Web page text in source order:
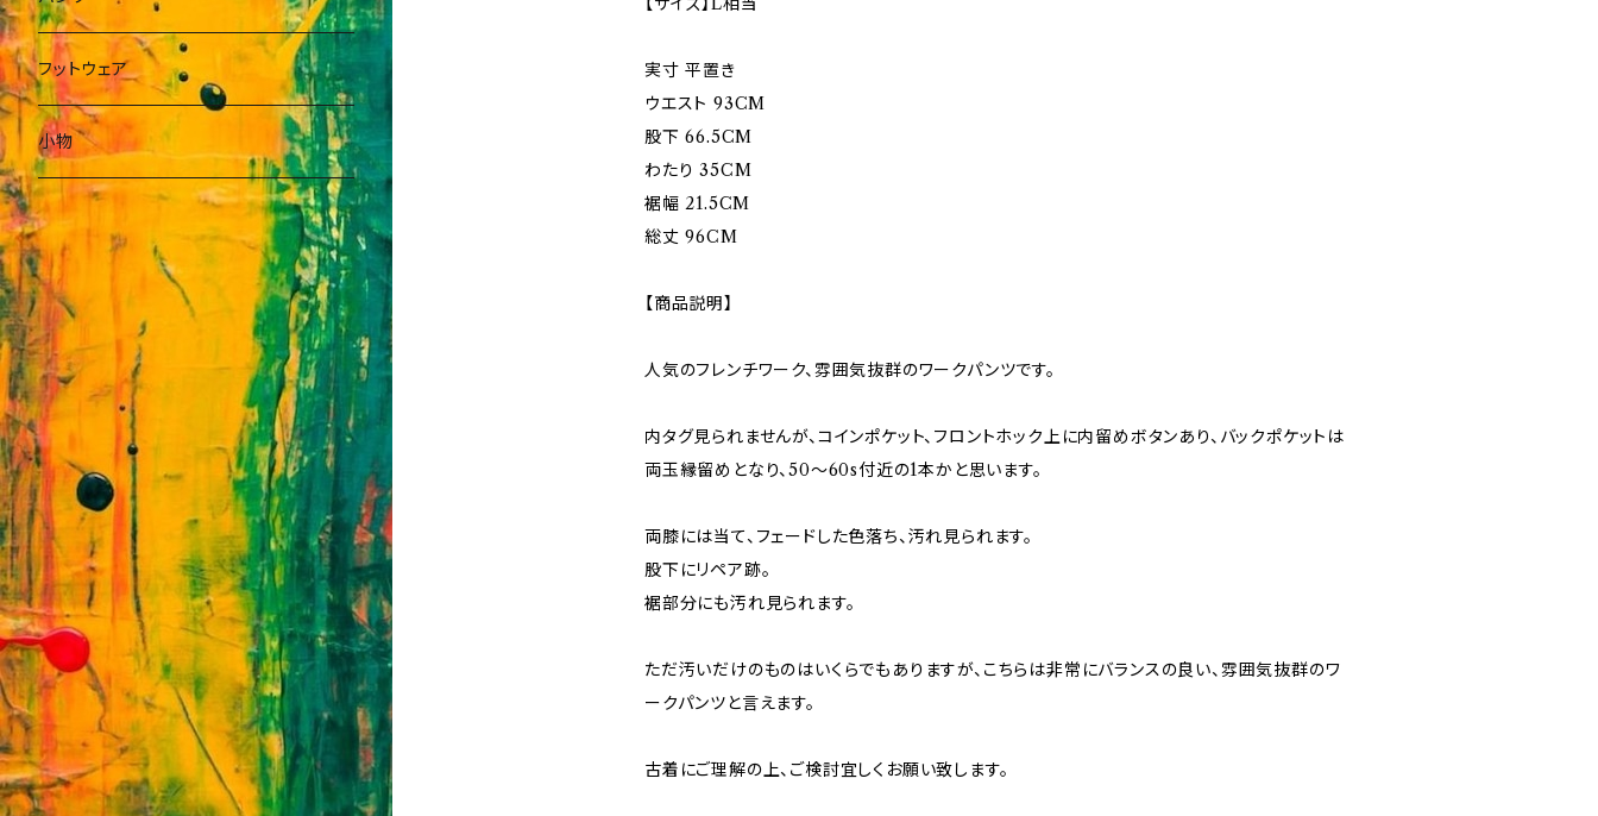
実寸 平置き
ウエスト 93CM
股下 66.5CM
わたり 35CM
裾幅 21.5CM
総丈 96CM
【商品説明】
人気のフレンチワーク、雰囲気抜群のワークパンツです。
内タグ見られませんが、コインポケット、フロントホック上に内留めボタンあり、バックポケットは
両玉縁留めとなり、50〜60s付近の1本かと思います。
両膝には当て、フェードした色落ち、汚れ見られます。
股下にリペア跡。
裾部分にも汚れ見られます。
ただ汚いだけのものはいくらでもありますが、こちらは非常にバランスの良い、雰囲気抜群のワ
ークパンツと言えます。
古着にご理解の上、ご検討宜しくお願い致します。
フットウェア
小物